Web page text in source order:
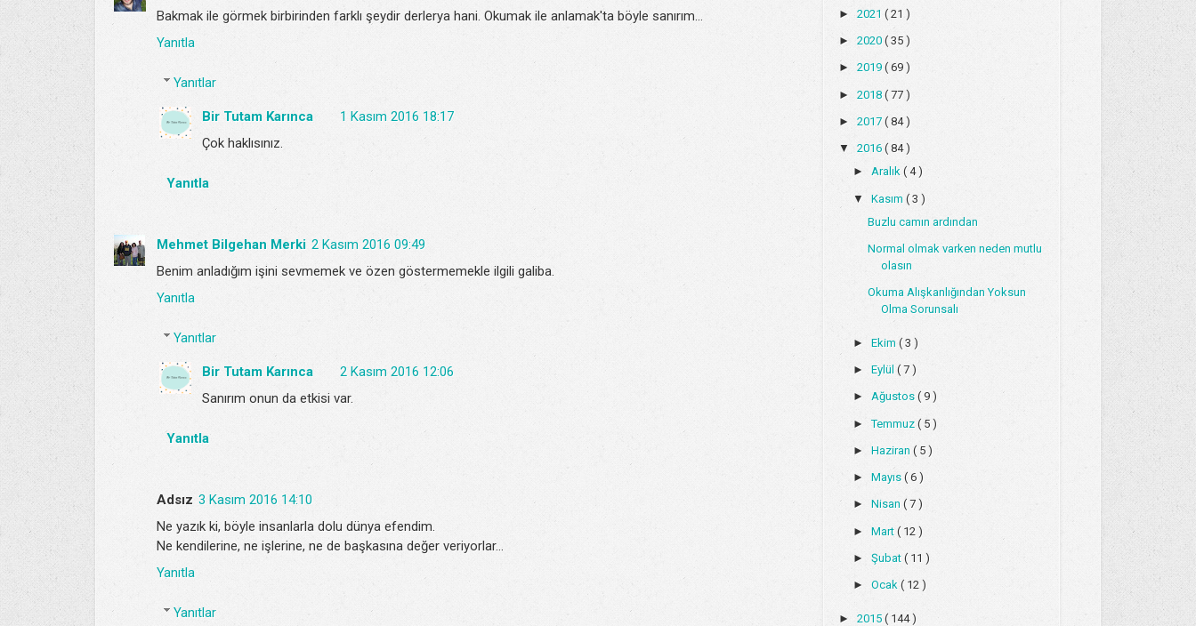
Bakmak ile görmek birbirinden farklı şeydir derlerya hani. Okumak ile anlamak'ta böyle sanırım...
Yanıtla
Yanıtlar
Bir Tutam Karınca
1 Kasım 2016 18:17
Çok haklısınız.
Yanıtla
Mehmet Bilgehan Merki 2 Kasım 2016 09:49
Benim anladığım işini sevmemek ve özen göstermemekle ilgili galiba.
Yanıtla
Yanıtlar
Bir Tutam Karınca
2 Kasım 2016 12:06
Sanırım onun da etkisi var.
Yanıtla
Adsız 3 Kasım 2016 14:10
Ne yazık ki, böyle insanlarla dolu dünya efendim.
Ne kendilerine, ne işlerine, ne de başkasına değer veriyorlar...
Yanıtla
Yanıtlar
►2021( 21 )
►2020( 35 )
►2019( 69 )
►2018( 77 )
►2017( 84 )
▼2016( 84 )
► Aralık ( 4 )
▼ Kasım ( 3 )
Buzlu camın ardından
Normal olmak varken neden mutlu
olasın
Okuma Alışkanlığından Yoksun
Olma Sorunsalı
► Ekim ( 3 )
► Eylül ( 7 )
► Ağustos ( 9 )
►Temmuz ( 5 )
► Haziran ( 5 )
► Mayıs ( 6 )
► Nisan ( 7 )
► Mart ( 12 )
► Şubat ( 11 )
► Ocak ( 12 )
►2015( 144 )